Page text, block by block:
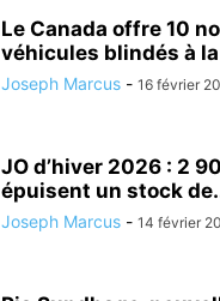
Le Canada offre 10
véhicules blindés à la
Joseph Marcus - 16 février
JO d’hiver 2026 : 2
épuisent un stock
Joseph Marcus - 14 février